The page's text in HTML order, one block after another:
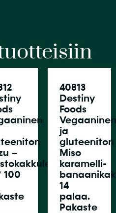
–
100
40813
Destiny
Foods
Vegaaninen
ja
gluteeniton
Miso
karamelli-
14
palaa.
Pakaste